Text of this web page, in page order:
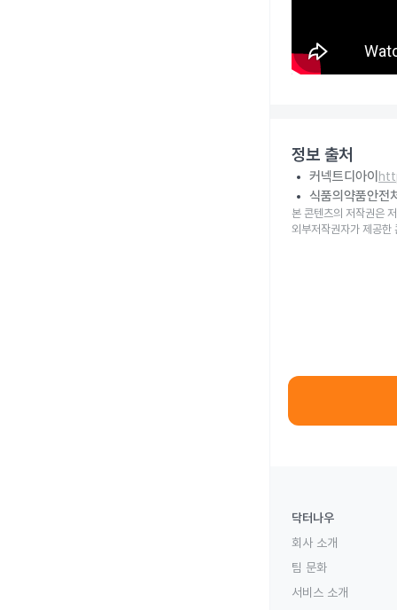
정보 출처
커넥트디아이
식품의약품안전
본 콘텐츠의 저작권은
외부저작권자가 제공한
닥터나우
회사 소개
팀 문화
서비스 소개